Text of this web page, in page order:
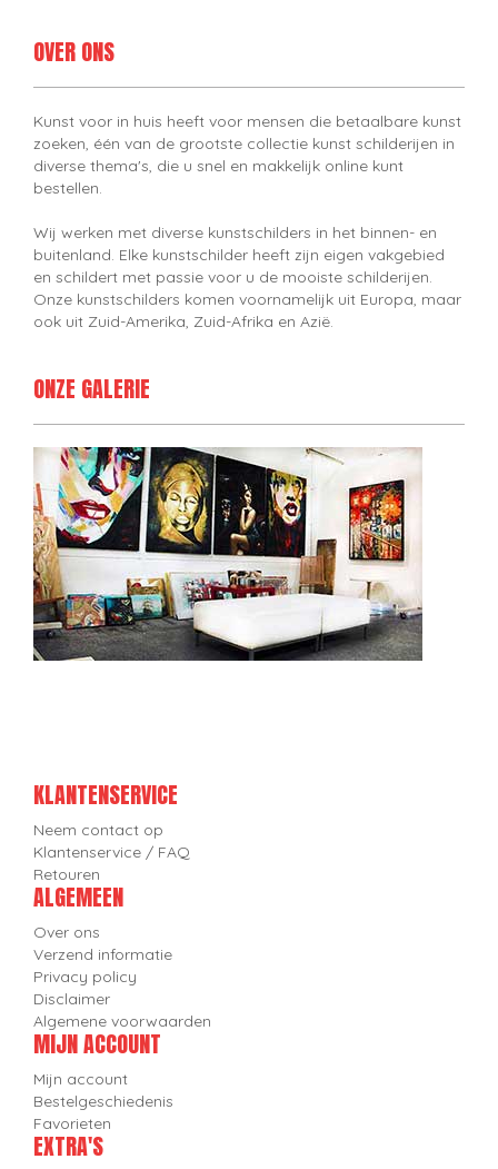
OVER ONS
Kunst voor in huis heeft voor mensen die betaalbare kunst
zoeken, één van de grootste collectie kunst schilderijen in
diverse thema's, die u snel en makkelijk online kunt
bestellen.
Wij werken met diverse kunstschilders in het binnen- en
buitenland. Elke kunstschilder heeft zijn eigen vakgebied
en schildert met passie voor u de mooiste schilderijen.
Onze kunstschilders komen voornamelijk uit Europa, maar
ook uit Zuid-Amerika, Zuid-Afrika en Azië.
ONZE GALERIE
KLANTENSERVICE
Neem contact op
Klantenservice / FAQ
Retouren
ALGEMEEN
Over ons
Verzend informatie
Privacy policy
Disclaimer
Algemene voorwaarden
MIJN ACCOUNT
Mijn account
Bestelgeschiedenis
Favorieten
EXTRA'S